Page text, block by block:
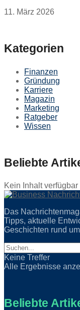
11. März 2026
Kategorien
Finanzen
Gründung
Karriere
Magazin
Marketing
Ratgeber
Wissen
Beliebte
Kein Inhalt verfügbar
Das
Tipps, aktuelle
Geschichten rund
Keine Treffer
Alle Ergebnisse
Beliebte